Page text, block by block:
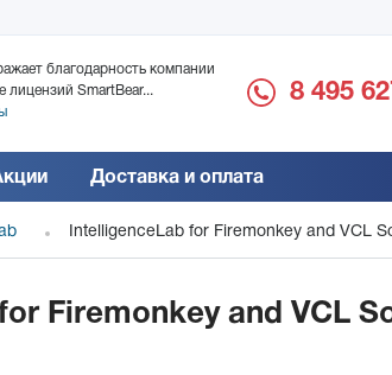
благодарность компании
лицензий SmartBear...
8 495
Доставка и оплата
IntelligenceLab for Firemonkey and VCL
Firemonkey and VCL